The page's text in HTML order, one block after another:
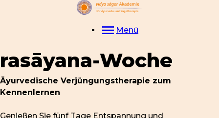
Menü
rasāyana-Woche
Āyurvedische Verjüngungstherapie zum
Kennenlernen
Genießen Sie fünf Tage Entspannung und